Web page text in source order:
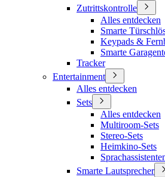
Zutrittskontrolle
Alles entdecken
Smarte
Keypads &
Smarte
Tracker
Entertainment
Alles entdecken
Sets
Alles entdecken
Multiroom-Sets
Stereo-Sets
Heimkino-Sets
Smarte Lautsprecher